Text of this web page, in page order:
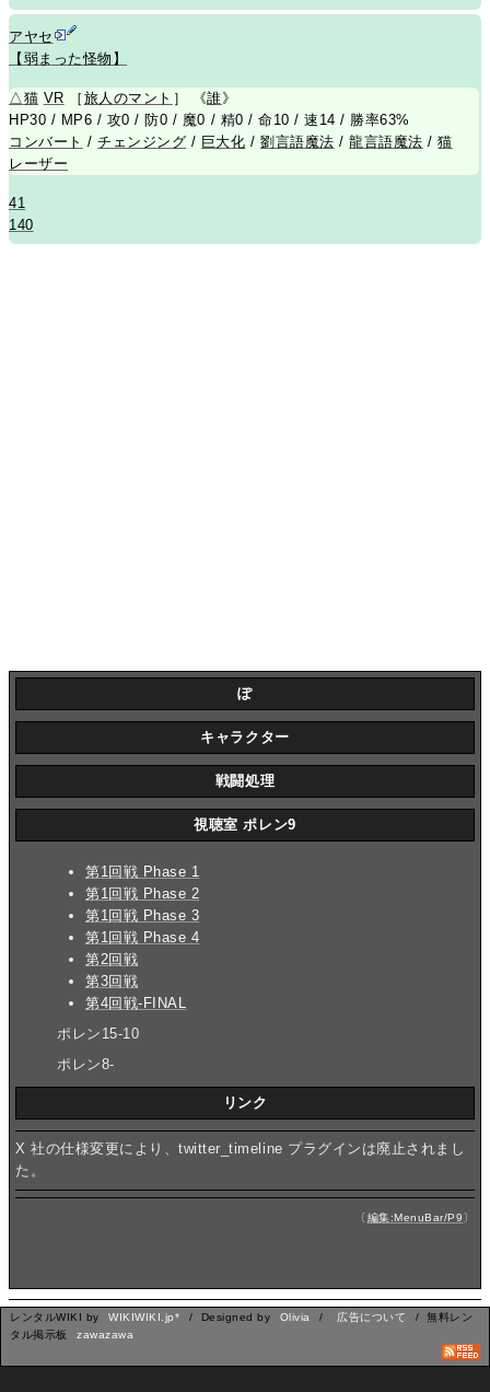
アヤセ
【弱まった怪物】
△ 猫 VR ［ 旅人のマント ］ 《誰》
HP30 / MP6 / 攻0 / 防0 / 魔0 / 精0 / 命10 / 速14 / 勝率63%
コンバート /チェンジング / 巨大化 / 劉言語魔法 /龍言語魔法 /猫
レーザー
41
140
ぽ
キャラクター
戦闘処理
視聴室 ポレン9
第1回戦 Phase 1
第1回戦 Phase 2
第1回戦 Phase 3
第1回戦 Phase 4
第2回戦
第3回戦
第4回戦-FINAL
ポレン15-10
ポレン8-
リンク
X 社の仕様変更により、twitter_timeline プラグインは廃止されまし
た。
〔編集:MenuBar/P9〕
レンタルWIKI by WIKIWIKI.jp* / Designed by Olivia / 広告について
/ 無料レン
タル掲示板
zawazawa